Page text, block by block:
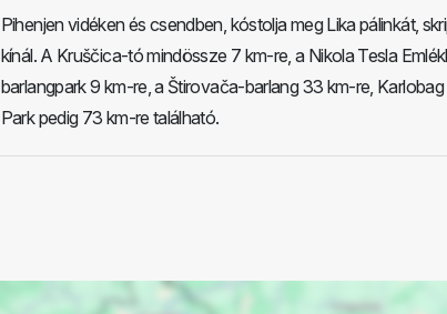
Pihenjen vidéken és csendben, kóstolja meg Lika pálinkát,
kínál. A Kruščica-tó mindössze 7 km-re, a Nikola Tesla
barlangpark 9 km-re, a Štirovača-barlang 33 km-re,
Park pedig 73 km-re található.